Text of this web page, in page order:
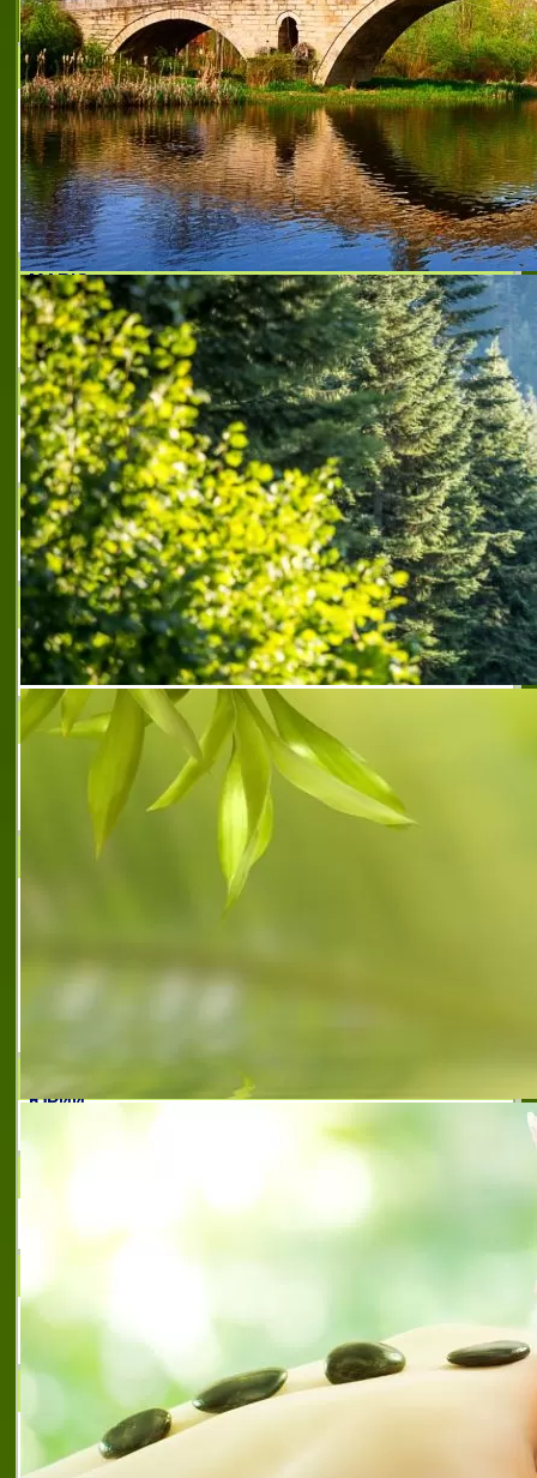
ТЕХНОЛОГИЧНА ПРОФЕСИОНАЛНА ГИМНАЗИЯ
МАРИЯ КЮРИ
В Минната техническа гимназия в
гр.Перник, през учебната 1949/1950
година е открита специалност
“Металургия” с прием една паралелка.
През 1950 година острата нужда от кадри
за минно-геоло
MARIQ
Za studenti po medicina i lekari
ПГЕЕ КОНСТАНТИН ФОТИНОВ
Професионална гимназия!
ПМГ АКАД. С. КОРОЛЬОВ
ВИСШЕ ТРАНСПОРТНО УЧИЛИЩЕ
ТОДОР КАБЛЕШКОВ
ПГЕБ ПРОФ. Д-Р А. ЗЛАТАРОВ
Професионална гимназия по екология и
биотехнологии
РУСЕНСКИ УНИВЕРСИТЕТ АНГЕЛ КЪНЧЕВ
РУСЕНСКИ УНИВЕРСИТЕТ АНГЕЛ
на Народното събрание от 21 юли 1995 г.
и е приемник на висшето техническо
ПРОФЕСИОНАЛНА ГИМНАЗИЯ ПО ТРАНСПОРТ
ЮРИЙ
ВТУ ТОДОР КАБЛЕШКОВ
Висшето транспортно училище “Тодор
Каблешков”, създадено през 1922 г., е